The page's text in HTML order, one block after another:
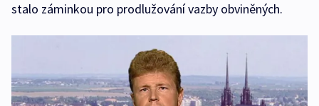
stalo záminkou pro prodlužování vazby obviněných.